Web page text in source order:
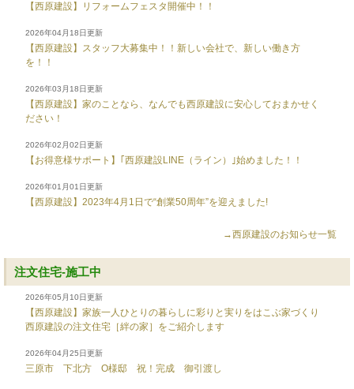
【西原建設】リフォームフェスタ開催中！！
2026年04月18日更新
【西原建設】スタッフ大募集中！！新しい会社で、新しい働き方
を！！
2026年03月18日更新
【西原建設】家のことなら、なんでも西原建設に安心しておまかせく
ださい！
2026年02月02日更新
【お得意様サポート】｢西原建設LINE（ライン）｣始めました！！
2026年01月01日更新
【西原建設】2023年4月1日で“創業50周年”を迎えました!
→西原建設のお知らせ一覧
注文住宅-施工中
2026年05月10日更新
【西原建設】家族一人ひとりの暮らしに彩りと実りをはこぶ家づくり
西原建設の注文住宅［絆の家］をご紹介します
2026年04月25日更新
三原市 下北方 O様邸 祝！完成 御引渡し